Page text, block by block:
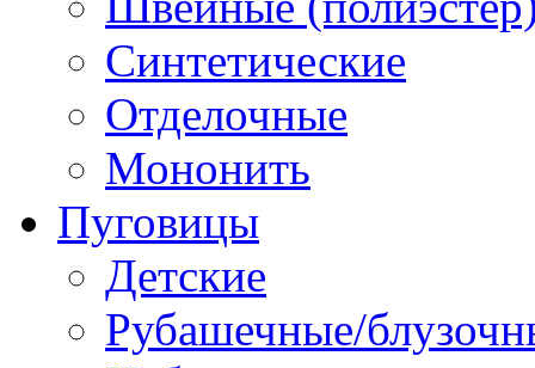
Синтетические
Отделочные
Мононить
Пуговицы
Детские
Рубашечные/